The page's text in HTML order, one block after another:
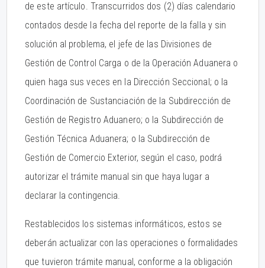
de este artículo. Transcurridos dos (2) días calendario
contados desde la fecha del reporte de la falla y sin
solución al problema, el jefe de las Divisiones de
Gestión de Control Carga o de la Operación Aduanera o
quien haga sus veces en la Dirección Seccional; o la
Coordinación de Sustanciación de la Subdirección de
Gestión de Registro Aduanero; o la Subdirección de
Gestión Técnica Aduanera; o la Subdirección de
Gestión de Comercio Exterior, según el caso, podrá
autorizar el trámite manual sin que haya lugar a
declarar la contingencia.
Restablecidos los sistemas informáticos, estos se
deberán actualizar con las operaciones o formalidades
que tuvieron trámite manual, conforme a la obligación